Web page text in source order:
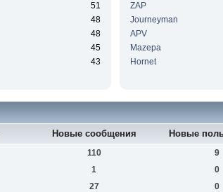
51
48
48
45
43
ZAP
Journeyman
APV
Mazepa
Hornet
Новые сообщения Новые
110 9
1 0
27 0